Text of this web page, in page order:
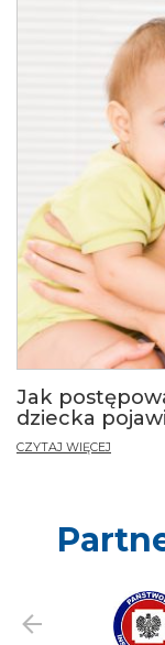
Jak
dziecka
CZYTAJ WIĘCEJ